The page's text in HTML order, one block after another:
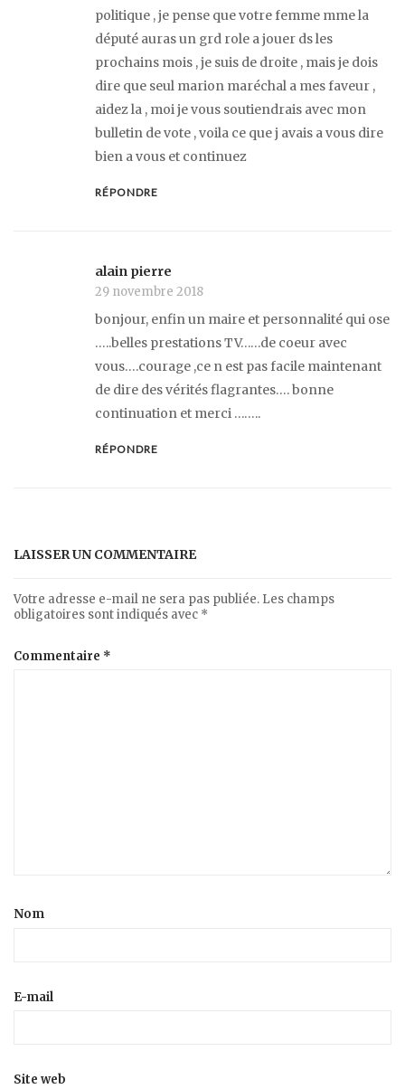
politique , je pense que votre femme mme la
député auras un grd role a jouer ds les
prochains mois , je suis de droite , mais je dois
dire que seul marion maréchal a mes faveur ,
aidez la , moi je vous soutiendrais avec mon
bulletin de vote , voila ce que j avais a vous dire
bien a vous et continuez
RÉPONDRE
alain pierre
29 novembre 2018
bonjour, enfin un maire et personnalité qui ose
…..belles prestations TV……de coeur avec
vous….courage ,ce n est pas facile maintenant
de dire des vérités flagrantes…. bonne
continuation et merci ……..
RÉPONDRE
LAISSER UN COMMENTAIRE
Votre adresse e-mail ne sera pas publiée. Les champs
obligatoires sont indiqués avec *
Commentaire *
Nom
E-mail
Site web